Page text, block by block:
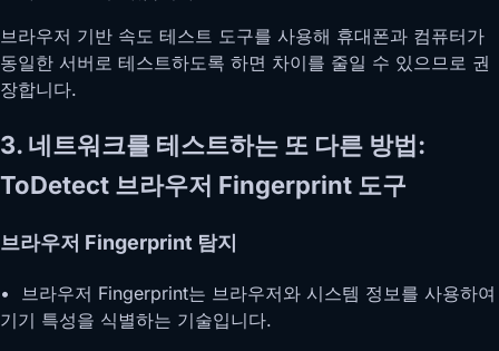
브라우저 기반 속도 테스트 도구를 사용해 휴대폰과 컴퓨터가
동일한 서버로 테스트하도록 하면 차이를 줄일 수 있으므로 권
장합니다.
3. 네트워크를 테스트하는 또 다른 방법:
ToDetect 브라우저 Fingerprint 도구
브라우저 Fingerprint 탐지
• 브라우저 Fingerprint는 브라우저와 시스템 정보를 사용하여
기기 특성을 식별하는 기술입니다.